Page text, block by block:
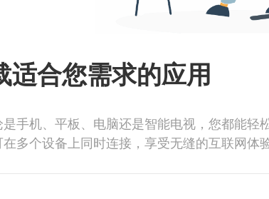
适合您需求的应用
手机、平板、电脑还是智能电视，您都能轻
多个设备上同时连接，享受无缝的互联网体验